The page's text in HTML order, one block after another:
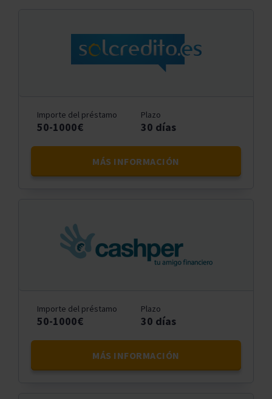
Importe del préstamo
50-1000€
Plazo
30 días
MÁS INFORMACIÓN
Importe del préstamo
50-1000€
Plazo
30 días
MÁS INFORMACIÓN